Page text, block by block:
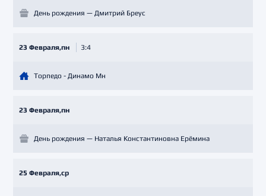
День рождения — Дмитрий Бреус
23 Февраля,пн 3:4
Торпедо - Динамо Мн
23 Февраля,пн
День рождения — Наталья Константиновна Ерёмина
25 Февраля,ср